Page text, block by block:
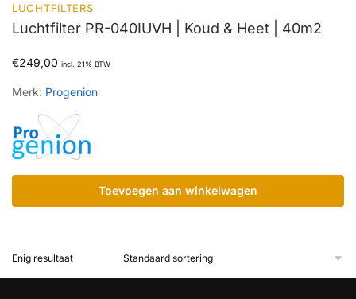
LUCHTFILTERS
Luchtfilter PR-040IUVH | Koud & Heet | 40m2
€249,00 incl. 21% BTW
Merk: Progenion
Toevoegen aan winkelwagen
Enig resultaat